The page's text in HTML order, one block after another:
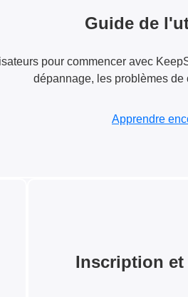
Guide de
pour commencer avec
dépannage, les problèmes de
Apprendre
Inscription et